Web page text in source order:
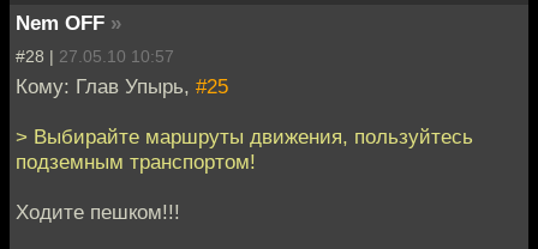
Nem OFF »
#28 | 27.05.10 10:57
Кому: Глав Упырь, #25
> Выбирайте маршруты движения, пользуйтесь
подземным транспортом!
Ходите пешком!!!